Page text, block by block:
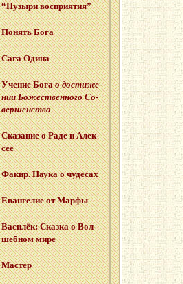
“Пу­зы­ри вос­при­я­тия”
По­нять Бога
Сага Одина
Уче­ние Богао до­сти­же­
нии Бо­же­ствен­но­го Со­
вер­шен­ства
Ска­за­ние о Раде и Алек­
сее
Факир. Наука о чу­де­сах
Еван­ге­лие от Марфы
Ва­си­лёк: Сказ­ка о Вол­
шеб­ном мире
Ма­стер